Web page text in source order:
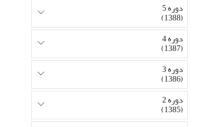
دوره 5
(1388)
دوره 4
(1387)
دوره 3
(1386)
دوره 2
(1385)